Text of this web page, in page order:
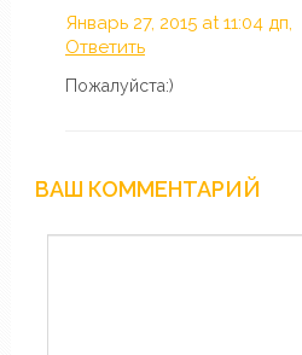
Январь 27, 2015 at 11:04 дп,
Ответить
Пожалуйста:)
ВАШ КОММЕНТАРИЙ